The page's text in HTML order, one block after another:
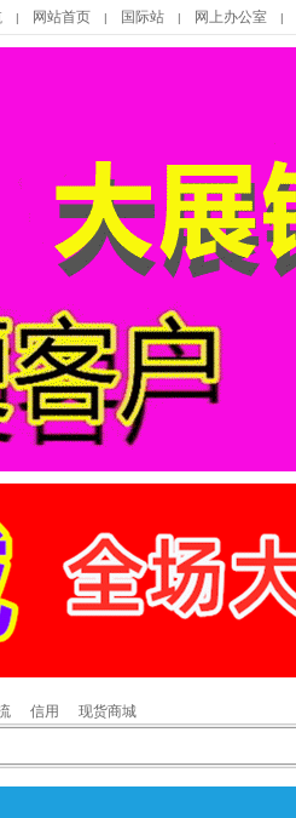
| 网站首页 | 国际站 | 网上办公室 |
信用 现货商城